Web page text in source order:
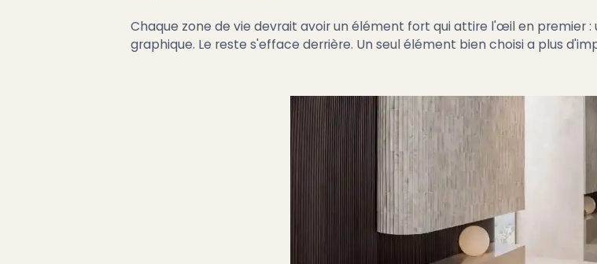
Chaque zone de vie devrait avoir un élément fort qui attire l'œil en premier
graphique. Le reste s'efface derrière. Un seul élément bien choisi a plus